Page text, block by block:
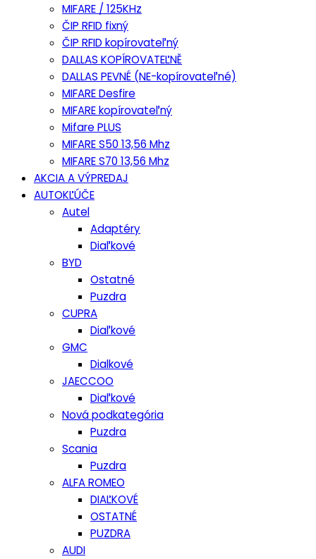
MIFARE / 125KHz
ČIP RFID fixný
ČIP RFID kopírovateľný
DALLAS KOPÍROVATEĽNĚ
DALLAS PEVNÉ (NE-kopírovateľné)
MIFARE Desfire
MIFARE kopírovateľný
Mifare PLUS
MIFARE S50 13,56 Mhz
MIFARE S70 13,56 Mhz
AKCIA A VÝPREDAJ
AUTOKĽÚČE
Autel
Adaptéry
Diaľkové
BYD
Ostatné
Puzdra
CUPRA
Diaľkové
GMC
Dialkové
JAECCOO
Diaľkové
Nová podkategória
Puzdra
Scania
Puzdra
ALFA ROMEO
DIAĽKOVÉ
OSTATNÉ
PUZDRA
AUDI